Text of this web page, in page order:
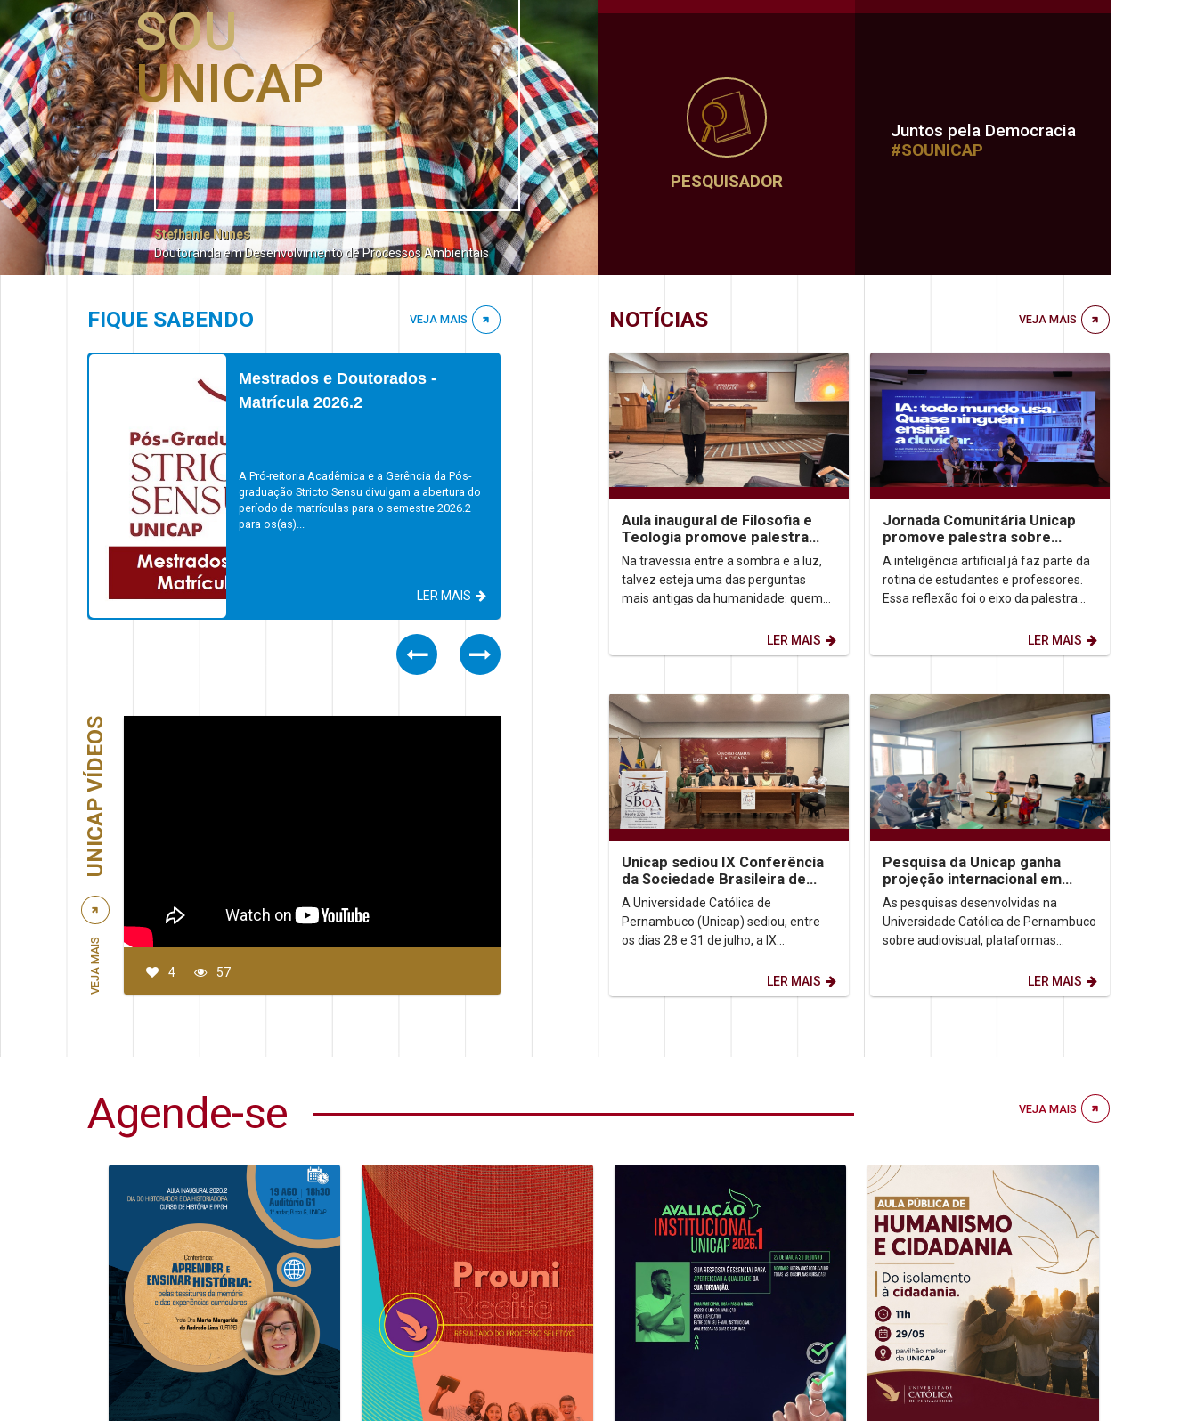
SOU
UNICAP
Stefhanie Nunes
Doutoranda em Desenvolvimento de Processos Ambientais
PESQUISADOR
Juntos pela Democracia
#SOUNICAP
FIQUE SABENDO VEJA MAIS
Mestrados e Doutorados -
Matrícula 2026.2
A Pró-reitoria Acadêmica e a Gerência da Pós-
graduação Stricto Sensu divulgam a abertura do
período de matrículas para o semestre 2026.2
para os(as)...
LER MAIS
Previous
Next
UNICAP VÍDEOS
VEJA MAIS 4 57
NOTÍCIAS VEJA MAIS
Aula inaugural de Filosofia e
Teologia promove palestra
sobre autoconhecimento
Na travessia entre a sombra e a luz,
talvez esteja uma das perguntas
mais antigas da humanidade: quem
LER MAIS
Jornada Comunitária Unicap
promove palestra sobre
aprendizagem com uso de IA
A inteligência artificial já faz parte da
rotina de estudantes e professores.
Essa reflexão foi o eixo da palestra
LER MAIS
Unicap sediou IX Conferência
da Sociedade Brasileira de
Filosofia Analítica
A Universidade Católica de
Pernambuco (Unicap) sediou, entre
os dias 28 e 31 de julho, a IX
LER MAIS
Pesquisa da Unicap ganha
projeção internacional em
congressos no Brasil e no
México
As pesquisas desenvolvidas na
Universidade Católica de Pernambuco
sobre audiovisual, plataformas
destaque em dois importantes...
LER MAIS
Agende-se VEJA MAIS